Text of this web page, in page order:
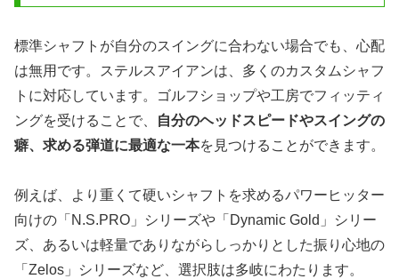
標準シャフトが自分のスイングに合わない場合でも、心配
は無用です。ステルスアイアンは、多くのカスタムシャフ
トに対応しています。ゴルフショップや工房でフィッティ
ングを受けることで、
自分のヘッドスピードやスイングの
癖、求める弾道に最適な一本を見つけることができます。
例えば、より重くて硬いシャフトを求めるパワーヒッター
向けの「N.S.PRO」シリーズや「Dynamic Gold」シリー
ズ、あるいは軽量でありながらしっかりとした振り心地の
「Zelos」シリーズなど、選択肢は多岐にわたります。